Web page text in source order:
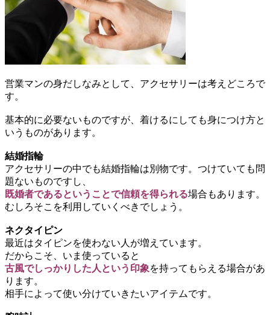
営業マンの身だしなみとして、アクセサリーは考えどころで
す。
基本的に必要ないものですが、着けるにしても身につけ方と
いうものがあります。
結婚指輪
アクセサリーの中でも結婚指輪は別物です。つけていても問
題ないものですし、
既婚者であるということで信頼を得られる場合 もあります。
むしろそこを利用していくべきでしょう。
ネクタイピン
最近はタイピンを使わない人が増えています。
だからこそ、いま使っていると
古風でしっかりした人という印象を持ってもらえる場合があ
ります。
相手によって使い分けていきたいアイテムです。